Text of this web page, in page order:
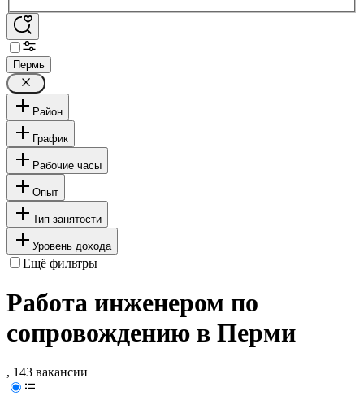
Пермь
Район
График
Рабочие часы
Опыт
Тип занятости
Уровень дохода
Ещё фильтры
Работа инженером по
сопровождению в Перми
, 143 вакансии